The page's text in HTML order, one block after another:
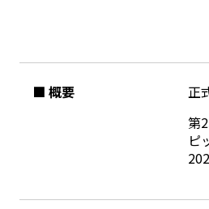
■ 概要
正
第
ピ